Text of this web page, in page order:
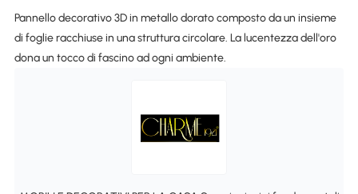
Pannello decorativo 3D in metallo dorato composto da un insieme
di foglie racchiuse in una struttura circolare. La lucentezza dell'oro
dona un tocco di fascino ad ogni ambiente.